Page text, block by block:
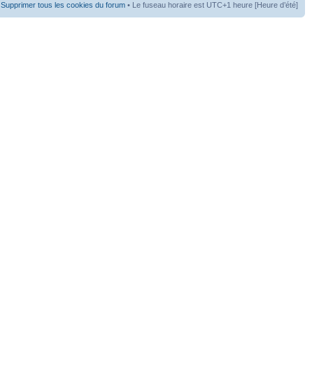
Supprimer tous les cookies du forum • Le fuseau horaire est UTC+1 heure [Heure d’été]